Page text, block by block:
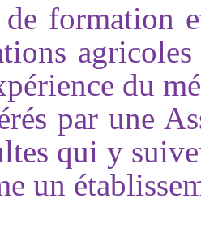
formation
du
par une
qui y
un